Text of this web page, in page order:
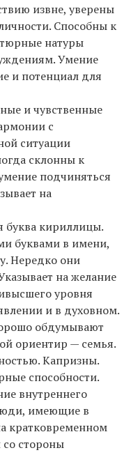
извне, уверены
Способны к
натуры
Умение
и потенциал для
и чувственные
с
ситуации
склонны к
подчиняться
на
буква кириллицы.
буквами в имени,
Нередко они
на желание
уровня
и в духовном.
обдумывают
ориентир — семья.
Капризны.
способности.
внутреннего
имеющие в
кратковременном
стороны